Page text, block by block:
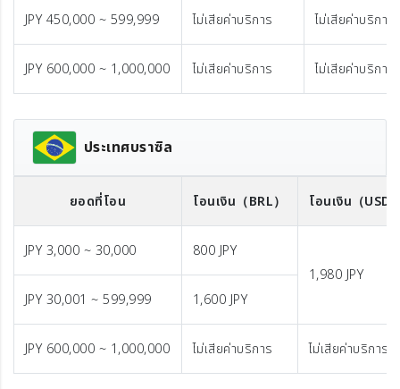
JPY 450,000 ~ 599,999 ไม่เสียค่าบริการ ไม่เสียค่าบริการ
JPY 600,000 ~ 1,000,000 ไม่เสียค่าบริการ ไม่เสียค่าบริการ
ประเทศบราซิล
ยอดที่โอน โอนเงิน （BRL） โอนเงิน （
JPY 3,000 ~ 30,000
800 JPY
1,980 JPY
JPY 30,001 ~ 599,999
1,600 JPY
JPY 600,000 ~ 1,000,000 ไม่เสียค่าบริการ ไม่เสียค่าบริการ